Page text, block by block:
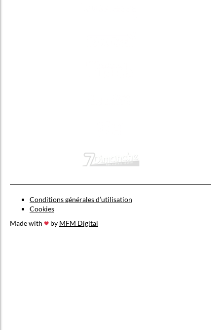
Conditions générales d’utilisation
Cookies
Made with
by MFM Digital